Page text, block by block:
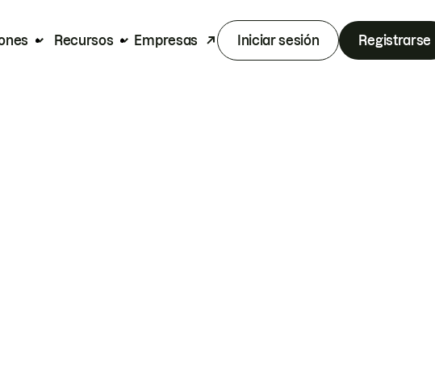
Recursos Empresas Iniciar sesión Registrarse